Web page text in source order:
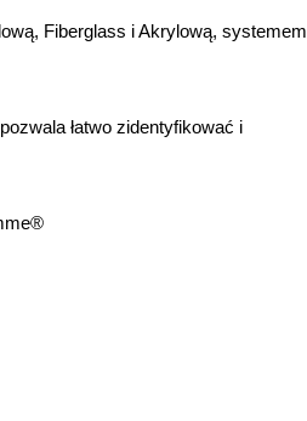
Fiberglass i Akrylową, systemem
łatwo zidentyfikować i